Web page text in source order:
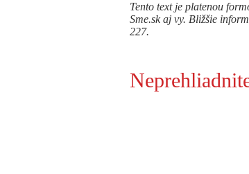
Tento text je platenou
Sme.sk aj vy. Bližšie
227.